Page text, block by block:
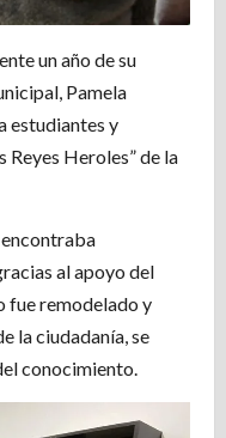
un año de su
Pamela
estudiantes y
Reyes Heroles” de la
al apoyo del
fue remodelado y
la ciudadanía, se
conocimiento.